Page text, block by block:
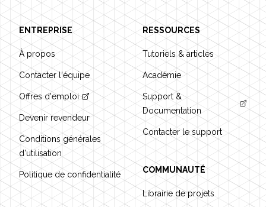
ENTREPRISE
À propos
Contacter l'équipe
Offres d'emploi
Devenir revendeur
Conditions générales
d'utilisation
Politique de confidentialité
RESSOURCES
Tutoriels & articles
Académie
Support &
Documentation
Contacter le support
COMMUNAUTÉ
Librairie de projets